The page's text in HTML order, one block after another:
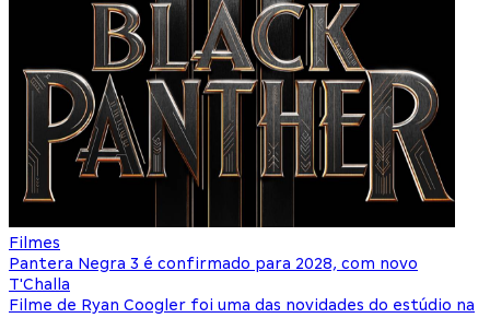
Filmes
Pantera Negra 3 é confirmado para 2028, com novo
T'Challa
Filme de Ryan Coogler foi uma das novidades do estúdio na